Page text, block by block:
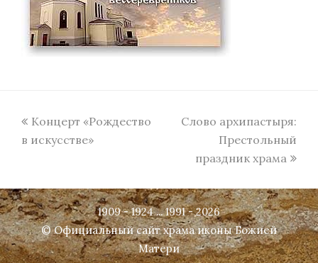
previous
post:
Концерт «Рождество
в искусстве»
next
Слово архипастыря:
Престольный
праздник храма
1909 - 1924 ... 1991 - 2026
© Официальный сайт храма иконы Божией
Матери